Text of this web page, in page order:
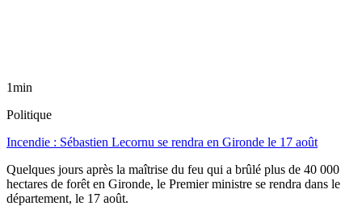
1min
Politique
Incendie : Sébastien Lecornu se rendra en Gironde le 17 août
Quelques jours après la maîtrise du feu qui a brûlé plus de 40 000
hectares de forêt en Gironde, le Premier ministre se rendra dans le
département, le 17 août.